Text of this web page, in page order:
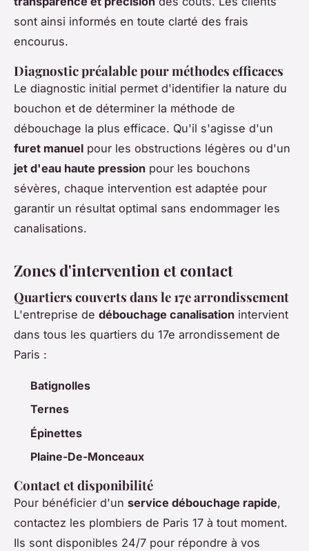
sont ainsi informés en toute clarté des frais
encourus.
Diagnostic préalable pour méthodes efficaces
Le diagnostic initial permet d'identifier la nature du
bouchon et de déterminer la méthode de
débouchage la plus efficace. Qu'il s'agisse d'un
furet manuel pour les obstructions légères ou d'un
jet d'eau haute pression pour les bouchons
sévères, chaque intervention est adaptée pour
garantir un résultat optimal sans endommager les
canalisations.
Zones d'intervention et contact
Quartiers couverts dans le 17e arrondissement
L'entreprise de débouchage canalisation intervient
dans tous les quartiers du 17e arrondissement de
Paris :
Batignolles
Ternes
Épinettes
Plaine-De-Monceaux
Contact et disponibilité
Pour bénéficier d'un service débouchage rapide,
contactez les plombiers de Paris 17 à tout moment.
Ils sont disponibles 24/7 pour répondre à vos